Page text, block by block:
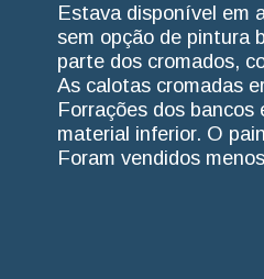
Estava disponível em
sem opção de pintura
parte dos cromados,
As calotas cromadas
Forrações dos bancos
material inferior. O
Foram vendidos